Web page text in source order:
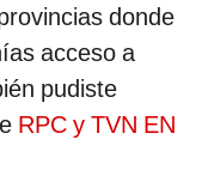
donde
acceso a
pudiste
RPC y TVN EN